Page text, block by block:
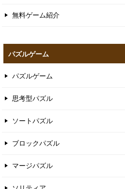
無料ゲーム紹介
パズルゲーム
パズルゲーム
思考型パズル
ソートパズル
ブロックパズル
マージパズル